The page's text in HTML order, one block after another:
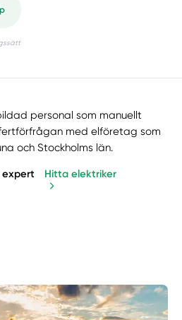
personal som manuellt
med elföretag som
och Stockholms län.
expert Hitta elektriker